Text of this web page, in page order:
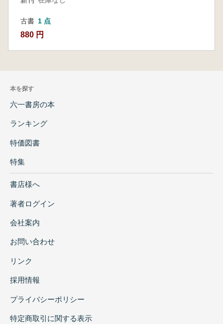
古書 1 点
880 円
本を探す
六一書房の本
ランキング
特価図書
特集
書店様へ
著者ログイン
会社案内
お問い合わせ
リンク
採用情報
プライバシーポリシー
特定商取引に関する表示